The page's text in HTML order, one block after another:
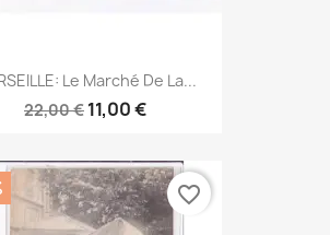
Le Marché De La...
22,00 € 11,00 €
favorite_border